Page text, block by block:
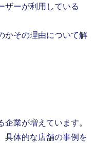
ザーが利用している
かその理由について解
業が増えています。
具体的な店舗の事例を